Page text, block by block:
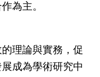
為主。
理論與實務，促
成為學術研究中